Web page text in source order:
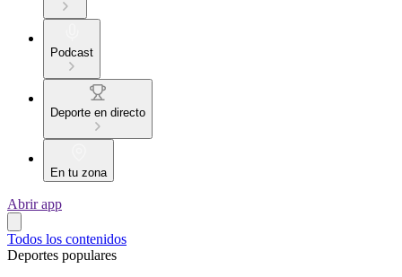
Podcast
Deporte en directo
En tu zona
Abrir app
Todos los contenidos
Deportes populares